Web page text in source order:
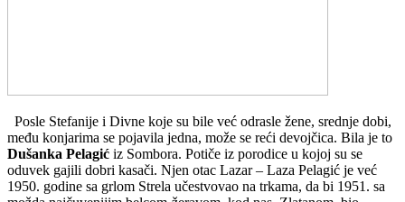
Posle Stefanije i Divne koje su bile već odrasle žene, srednje dobi,
među konjarima se pojavila jedna, može se reći devojčica. Bila je to
Dušanka Pelagić iz Sombora. Potiče iz porodice u kojoj su se
oduvek gajili dobri kasači. Njen otac Lazar – Laza Pelagić je već
1950. godine sa grlom Strela učestvovao na trkama, da bi 1951. sa